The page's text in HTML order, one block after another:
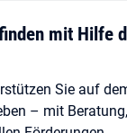
mit Hilfe
Sie auf
– mit